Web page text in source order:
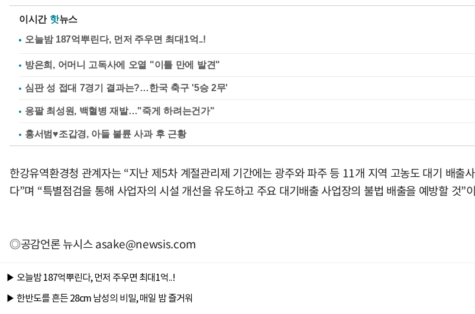
이시간 핫뉴스
방은희, 어머니 고독사에 오열 "이틀 만에 발견"
심판 성 접대 7경기 결과는?…한국 축구 '5승 2무'
응팔 최성원, 백혈병 재발…"죽게 하려는건가"
홍서범♥조갑경, 아들 불륜 사과 후 근황
한강유역환경청 관계자는 “지난 제5차 계절관리제 기간에는 광주와 파주 등 11개 지역 고농도 대기 배
다”며 “특별점검을 통해 사업자의 시설 개선을 유도하고 주요 대기배출 사업장의 불법 배출을 예방할 것”
◎공감언론 뉴시스asake@newsis.com